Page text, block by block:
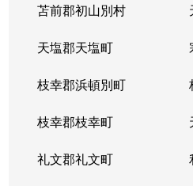
苫前郡初山別村
天塩郡天塩町
枝幸郡浜頓別町
枝幸郡枝幸町
礼文郡礼文町